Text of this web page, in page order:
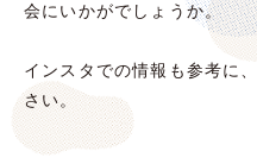
会にいかがでしょうか。
インスタでの情報も参考に
さい。